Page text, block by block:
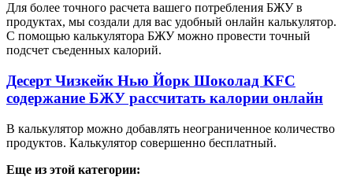
Для более точного расчета вашего потребления БЖУ в
продуктах, мы создали для вас удобный онлайн калькулятор.
С помощью калькулятора БЖУ можно провести точный
подсчет съеденных калорий.
Десерт Чизкейк Нью Йорк Шоколад KFC
содержание БЖУ рассчитать калории онлайн
В калькулятор можно добавлять неограниченное количество
продуктов. Калькулятор совершенно бесплатный.
Еще из этой категории: